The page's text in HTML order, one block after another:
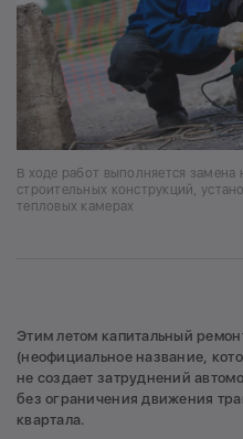
В ходе работ выполняется замена
строительных конструкций,
тепловых камерах
Этим летом капитальный
(неофициальное название,
не создает затруднений
без ограничения движения
квартала.